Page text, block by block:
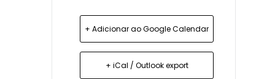
+ Adicionar ao Google Calendar
+ iCal / Outlook export